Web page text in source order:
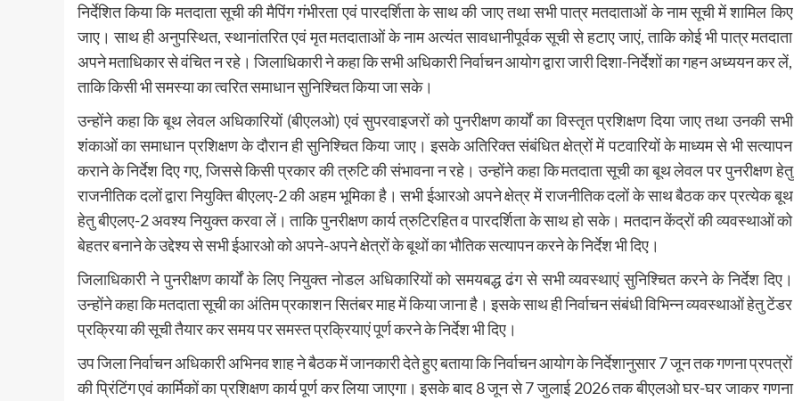
निर्देशित किया कि मतदाता सूची की मैपिंग गंभीरता एवं पारदर्शिता के साथ की जाए तथा सभी पात्र मतदाताओं के नाम सूची में शामिल किए
जाए। साथ ही अनुपस्थित, स्थानांतरित एवं मृत मतदाताओं के नाम अत्यंत सावधानीपूर्वक सूची से हटाए जाएं, ताकि कोई भी पात्र मतदाता
अपने मताधिकार से वंचित न रहे। जिलाधिकारी ने कहा कि सभी अधिकारी निर्वाचन आयोग द्वारा जारी दिशा-निर्देशों का गहन अध्ययन कर लें,
ताकि किसी भी समस्या का त्वरित समाधान सुनिश्चित किया जा सके।
उन्होंने कहा कि बूथ लेवल अधिकारियों (बीएलओ) एवं सुपरवाइजरों को पुनरीक्षण कार्यों का विस्तृत प्रशिक्षण दिया जाए तथा उनकी सभी
शंकाओं का समाधान प्रशिक्षण के दौरान ही सुनिश्चित किया जाए। इसके अतिरिक्त संबंधित क्षेत्रों में पटवारियों के माध्यम से भी सत्यापन
कराने के निर्देश दिए गए, जिससे किसी प्रकार की त्रुटि की संभावना न रहे। उन्होंने कहा कि मतदाता सूची का बूथ लेवल पर पुनरीक्षण हेतु
राजनीतिक दलों द्वारा नियुक्ति बीएलए-2 की अहम भूमिका है। सभी ईआरओ अपने क्षेत्र में राजनीतिक दलों के साथ बैठक कर प्रत्येक बूथ
हेतु बीएलए-2 अवश्य नियुक्त करवा लें। ताकि पुनरीक्षण कार्य त्रुटिरहित व पारदर्शिता के साथ हो सके। मतदान केंद्रों की व्यवस्थाओं को
बेहतर बनाने के उद्देश्य से सभी ईआरओ को अपने-अपने क्षेत्रों के बूथों का भौतिक सत्यापन करने के निर्देश भी दिए।
जिलाधिकारी ने पुनरीक्षण कार्यों के लिए नियुक्त नोडल अधिकारियों को समयबद्ध ढंग से सभी व्यवस्थाएं सुनिश्चित करने के निर्देश दिए।
उन्होंने कहा कि मतदाता सूची का अंतिम प्रकाशन सितंबर माह में किया जाना है। इसके साथ ही निर्वाचन संबंधी विभिन्न व्यवस्थाओं हेतु टेंडर
प्रक्रिया की सूची तैयार कर समय पर समस्त प्रक्रियाएं पूर्ण करने के निर्देश भी दिए।
उप जिला निर्वाचन अधिकारी अभिनव शाह ने बैठक में जानकारी देते हुए बताया कि निर्वाचन आयोग के निर्देशानुसार 7 जून तक गणना प्रपत्रों
की प्रिंटिंग एवं कार्मिकों का प्रशिक्षण कार्य पूर्ण कर लिया जाएगा। इसके बाद 8 जून से 7 जुलाई 2026 तक बीएलओ घर-घर जाकर गणना